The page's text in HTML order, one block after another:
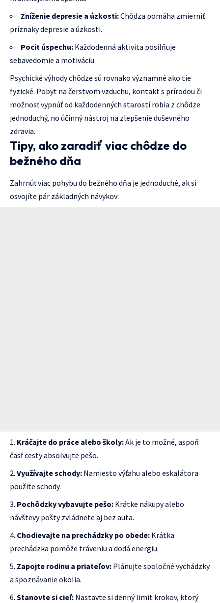
Zníženie depresie a úzkosti:Chôdza pomáha zmierniť
príznaky depresie a úzkosti.
Pocit úspechu: Každodenná aktivita posilňuje
sebavedomie a motiváciu.
Psychické výhody chôdze sú rovnako významné ako tie
fyzické. Pobyt na čerstvom vzduchu, kontakt s prírodou či
možnosť vypnúť od každodenných starostí robia z chôdze
jednoduchý, no účinný nástroj na zlepšenie duševného
zdravia.
Tipy, ako zaradiť viac chôdze do
bežného dňa
Zahrnúť viac pohybu do bežného dňa je jednoduché, ak si
osvojíte pár základných návykov:
Kráčajte do práce alebo školy:Ak je to možné, aspoň
časť cesty absolvujte pešo.
Využívajte schody: Namiesto výťahu alebo eskalátora
použite schody.
Pochôdzky vybavujte pešo: Krátke nákupy alebo
návštevy pošty zvládnete aj bez auta.
Chodievajte na prechádzky po obede: Krátka
prechádzka pomôže tráveniu a dodá energiu.
Zapojte rodinu a priateľov: Plánujte spoločné vychádzky
a spoznávanie okolia.
Stanovte si cieľ: Nastavte si denný limit krokov, ktorý